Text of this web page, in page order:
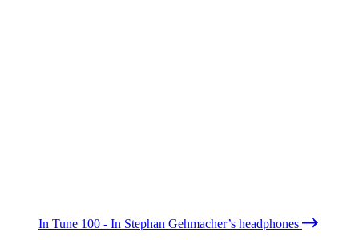
In Tune 100 - In Stephan Gehmacher’s headphones